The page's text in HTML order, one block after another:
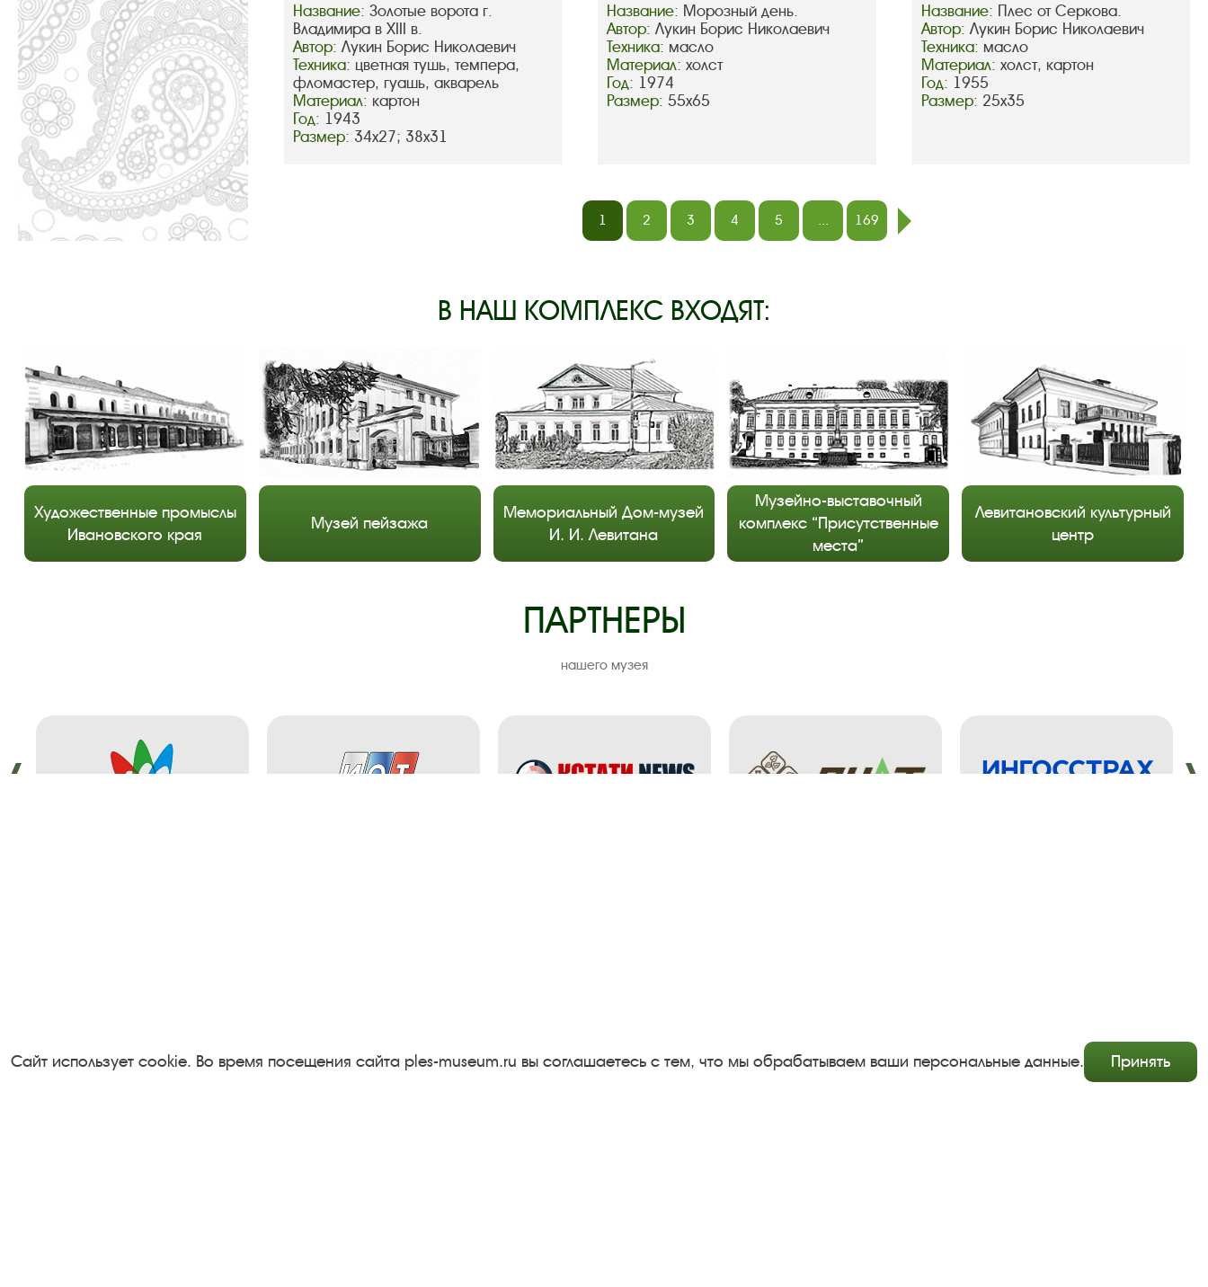
Название: Золотые ворота г.
Владимира в XIII в.
Автор: Лукин Борис Николаевич
Техника: цветная тушь, темпера,
фломастер, гуашь, акварель
Материал: картон
Год: 1943
Размер: 34х27; 38х31
Название: Морозный день.
Автор:Лукин Борис Николаевич
Техника: масло
Материал:холст
Год: 1974
Размер:55х65
Название: Плес от Серкова.
Автор: Лукин Борис Николаевич
Техника: масло
Материал: холст, картон
Год: 1955
Размер: 25х35
1 2 3 4 5 ...
169
В НАШ КОМПЛЕКС ВХОДЯТ:
Художественные промыслы
Ивановского края
Музей пейзажа
Мемориальный Дом-музей
И. И. Левитана
Музейно-выставочный
комплекс “Присутственные
места”
Левитановский культурный
центр
ПАРТНЕРЫ
нашего музея
Посетителям
Турфирмам
Результаты независимой
Copyright © http://www.plyos.org
Сайт использует cookie. Во время посещения сайта ples-museum.ru вы соглашаетесь с тем, что мы обрабатываем ваши персональные данные. Принять